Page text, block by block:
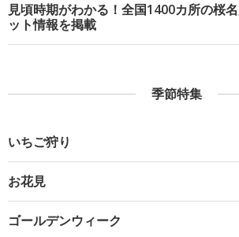
見頃時期がわかる！全国1400カ所の桜
ット情報を掲載
季節特集
いちご狩り
お花見
ゴールデンウィーク